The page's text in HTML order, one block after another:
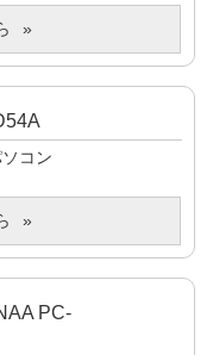
コン
PC-